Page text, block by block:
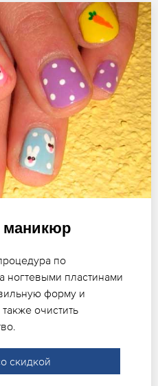
маникюр
по
ногтевыми пластинами
форму и
очистить
скидкой